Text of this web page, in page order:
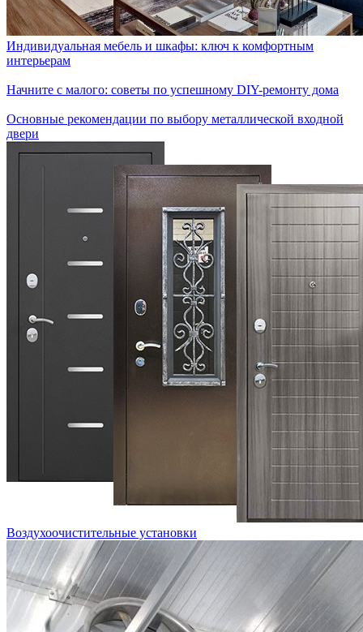
Индивидуальная мебель и шкафы: ключ к комфортным
интерьерам
Начните с малого: советы по успешному DIY-ремонту дома
Основные рекомендации по выбору металлической входной
двери
Воздухоочистительные установки